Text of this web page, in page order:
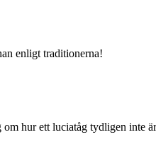
enligt traditionerna!
hur ett luciatåg tydligen